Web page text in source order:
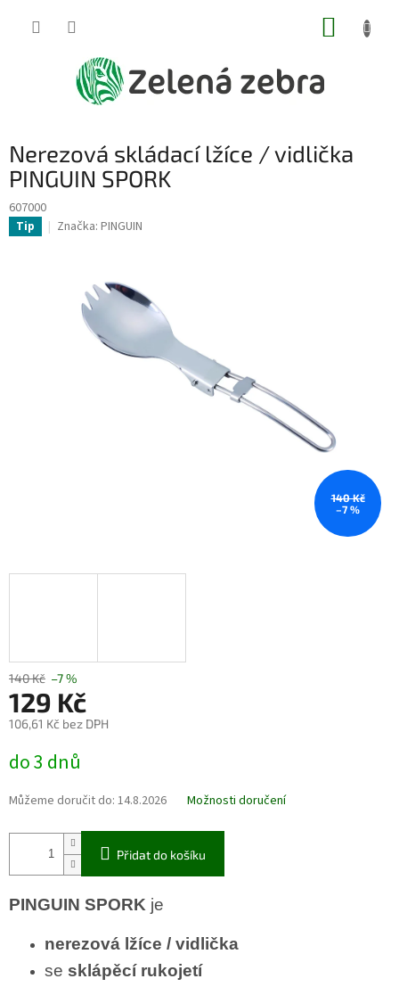
Nerezová skládací lžíce / vidlička
PINGUIN SPORK
607000
Tip Značka: PINGUIN
140 Kč
–7 %
140 Kč –7 %
129 Kč
106,61 Kč bez DPH
cena:
do 3 dnů
Můžeme doručit do: 14.8.2026 Možnosti doručení
Přidat do košíku
PINGUIN SPORK je
nerezová lžíce / vidlička
se sklápěcí rukojetí